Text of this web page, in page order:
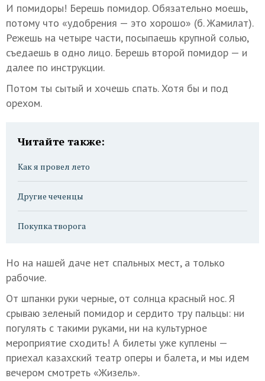
И помидоры! Берешь помидор. Обязательно моешь,
потому что «удобрения — это хорошо» (б. Жамилат).
Режешь на четыре части, посыпаешь крупной солью,
съедаешь в одно лицо. Берешь второй помидор — и
далее по инструкции.
Потом ты сытый и хочешь спать. Хотя бы и под
орехом.
Читайте также:
Как я провел лето
Другие чеченцы
Покупка творога
Но на нашей даче нет спальных мест, а только
рабочие.
От шпанки руки черные, от солнца красный нос. Я
срываю зеленый помидор и сердито тру пальцы: ни
погулять с такими руками, ни на культурное
мероприятие сходить! А билеты уже куплены —
приехал казахский театр оперы и балета, и мы идем
вечером смотреть «Жизель».